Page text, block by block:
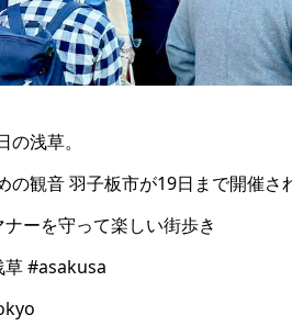
の浅草。
の観音 羽子板市が19日まで開催さ
ーを守って楽しい街歩き
草 #asakusa